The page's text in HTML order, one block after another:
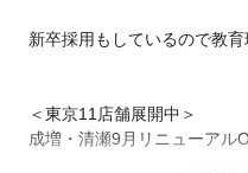
新卒採用もしているので教
＜東京11店舗展開中＞
成増・清瀬9月リニューアル